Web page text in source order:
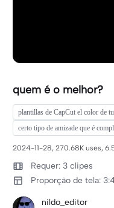
quem é o melhor?
plantillas de CapCut el color de
certo tipo de amizade que é
2024-11-28, 270.68K uses,
Requer: 3 clipes
Proporção de tela:
nildo_editor